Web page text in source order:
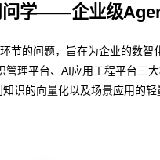
问学——企业级
节的问题，旨在为企业的数智
理平台、AI应用工程平台三
识的向量化以及场景应用的轻